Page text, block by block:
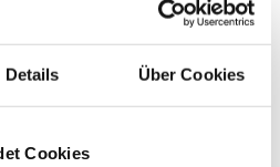
Details Über Cookies
Cookies
Wels Nr. 71
und aktuellen